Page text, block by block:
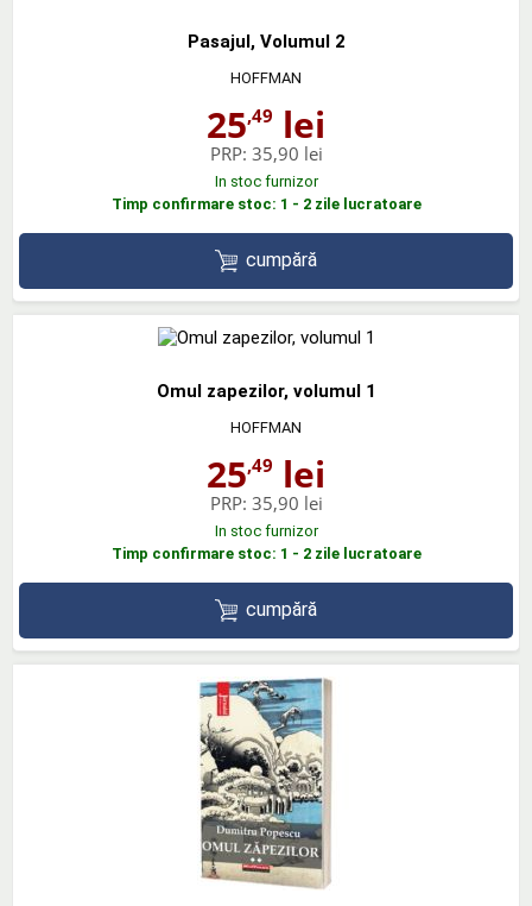
Pasajul, Volumul 2
HOFFMAN
25,49 lei
PRP: 35,90 lei
In stoc furnizor
Timp confirmare stoc: 1 - 2 zile lucratoare
cumpără
Omul zapezilor, volumul 1
HOFFMAN
25,49 lei
PRP: 35,90 lei
In stoc furnizor
Timp confirmare stoc: 1 - 2 zile lucratoare
cumpără